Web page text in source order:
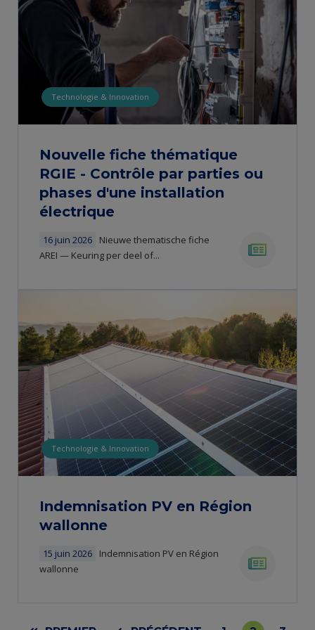
Technologie & Innovation
​​Nouvelle fiche thématique
RGIE - Contrôle par parties ou
phases d'une installation
électrique
16 juin 2026
​​Nieuwe thematische fiche
AREI — Keuring per deel of...
Technologie & Innovation
​Indemnisation PV en Région
wallonne​
15 juin 2026
​Indemnisation PV en Région
wallonne​